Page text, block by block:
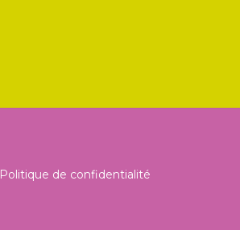
Politique de confidentialité